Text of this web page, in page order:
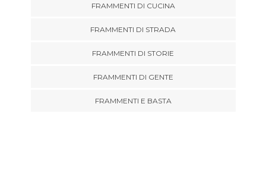
FRAMMENTI DI CUCINA
FRAMMENTI DI STRADA
FRAMMENTI DI STORIE
FRAMMENTI DI GENTE
FRAMMENTI E BASTA